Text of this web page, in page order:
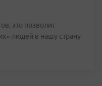
это позволит
людей в нашу страну